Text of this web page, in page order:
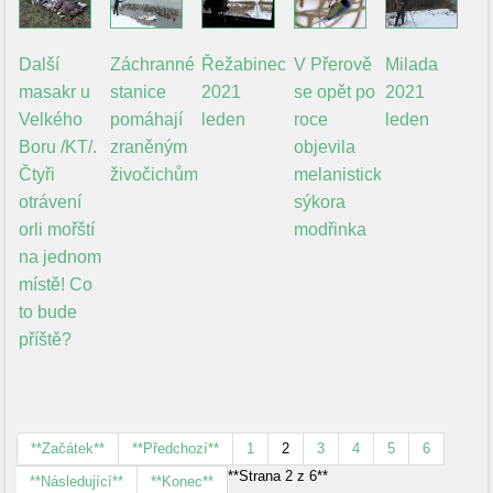
Další
masakr u
Velkého
Boru /KT/.
Čtyři
otrávení
orli mořští
na jednom
místě! Co
to bude
příště?
Záchranné
stanice
pomáhají
zraněným
živočichům
Řežabinec
2021
leden
V Přerově
se opět po
roce
objevila
melanistická
sýkora
modřinka
Milada
2021
leden
**Začátek** **Předchozí** 1 2 3 4 5
6
**Následující**
**Konec** **Strana 2 z 6**